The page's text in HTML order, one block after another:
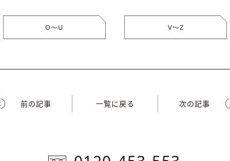
O〜U V〜Z
前の記事 一覧に戻る 次の記事